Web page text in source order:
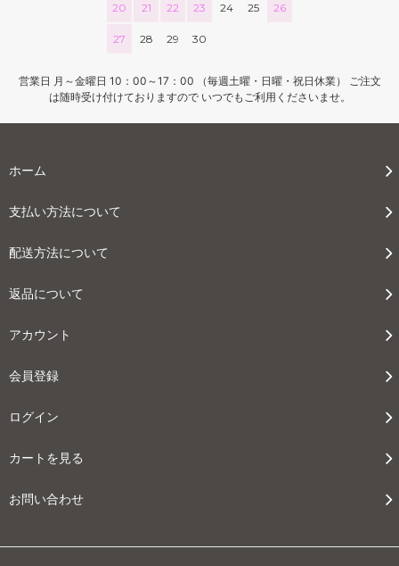
20 21 22 23 24 25 26
27 28 29 30
営業日 月～金曜日 10：00～17：00 （毎週土曜・日曜・祝日休業） ご注文
は随時受け付けておりますので いつでもご利用くださいませ。
ホーム
支払い方法について
配送方法について
返品について
アカウント
会員登録
ログイン
カートを見る
お問い合わせ